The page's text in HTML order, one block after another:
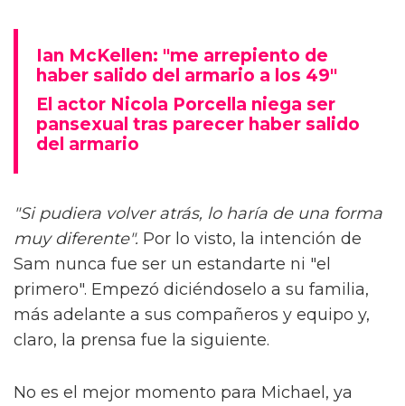
Ian McKellen: "me arrepiento de
haber salido del armario a los 49"
El actor Nicola Porcella niega ser
pansexual tras parecer haber salido
del armario
"Si pudiera volver atrás, lo haría de una forma
muy diferente". Por lo visto, la intención de
Sam nunca fue ser un estandarte ni "el
primero". Empezó diciéndoselo a su familia,
más adelante a sus compañeros y equipo y,
claro, la prensa fue la siguiente.
No es el mejor momento para Michael, ya